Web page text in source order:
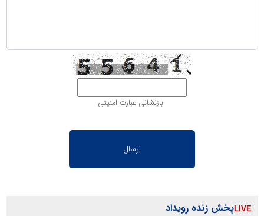
بازنشانی عبارت امنیتی
پخش زنده رویداد